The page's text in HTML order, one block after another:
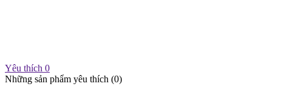
Yêu thích 0
Những sản phẩm yêu thích (0)